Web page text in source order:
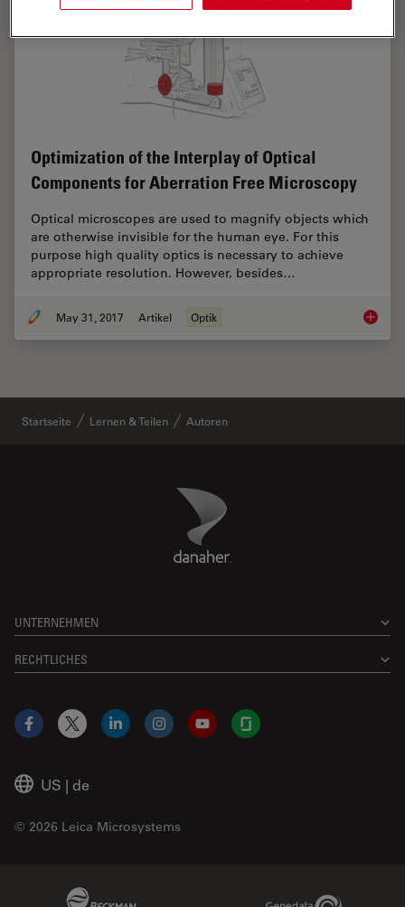
Optimization of the Interplay of Optical
Components for Aberration Free Microscopy
Optical microscopes are used to magnify objects which
are otherwise invisible for the human eye. For this
purpose high quality optics is necessary to achieve
appropriate resolution. However, besides…
May 31, 2017 Artikel Optik
Startseite Lernen & Teilen Autoren
Danaher Logo
UNTERNEHMEN
RECHTLICHES
US | de
© 2026 Leica Microsystems
Facebook
X LinkedInInstagramYouTubeGlassdoor
Genedata Link